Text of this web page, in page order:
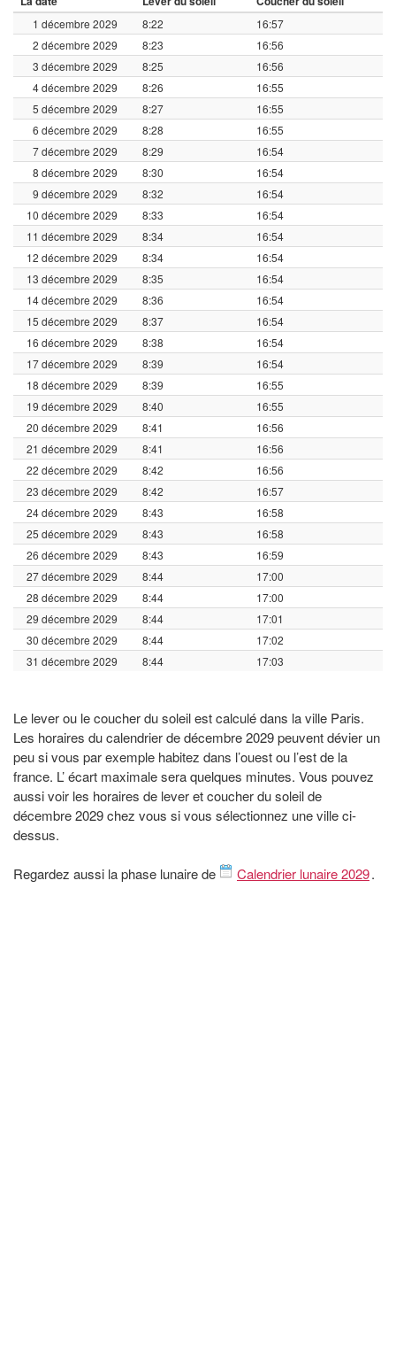
1 décembre 2029 8:22
16:57
2 décembre 2029
8:23
16:56
3 décembre 2029
8:25
16:56
4 décembre 2029
8:26
16:55
5 décembre 2029
8:27
16:55
6 décembre 2029
8:28
16:55
7 décembre 2029
8:29
16:54
8 décembre 2029
8:30
16:54
9 décembre 2029
8:32
16:54
10 décembre 2029
8:33
16:54
11 décembre 2029
8:34
16:54
12 décembre 2029
8:34
16:54
13 décembre 2029
8:35
16:54
14 décembre 2029
8:36
16:54
15 décembre 2029
8:37
16:54
16 décembre 2029
8:38
16:54
17 décembre 2029
8:39
16:54
18 décembre 2029
8:39
16:55
19 décembre 2029
8:40
16:55
20 décembre 2029
8:41
16:56
21 décembre 2029
8:41
16:56
22 décembre 2029
8:42
16:56
23 décembre 2029
8:42
16:57
24 décembre 2029
8:43
16:58
25 décembre 2029
8:43
16:58
26 décembre 2029
8:43
16:59
27 décembre 2029
8:44
17:00
28 décembre 2029
8:44
17:00
29 décembre 2029
8:44
17:01
30 décembre 2029
8:44
17:02
31 décembre 2029
8:44 17:03
Le lever ou le coucher du soleil est calculé dans la ville Paris.
Les horaires du calendrier de décembre 2029 peuvent dévier un
peu si vous par exemple habitez dans l’ouest ou l’est de la
france. L’ écart maximale sera quelques minutes. Vous pouvez
aussi voir les horaires de lever et coucher du soleil de
décembre 2029 chez vous si vous sélectionnez une ville ci-
dessus.
Regardez aussi la phase lunaire de Calendrier lunaire 2029.